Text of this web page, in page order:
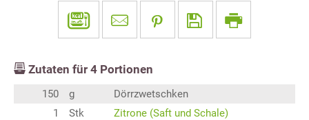
Zutaten für 4 Portionen
150 g
Dörrzwetschken
1
Stk
Zitrone (Saft und Schale)